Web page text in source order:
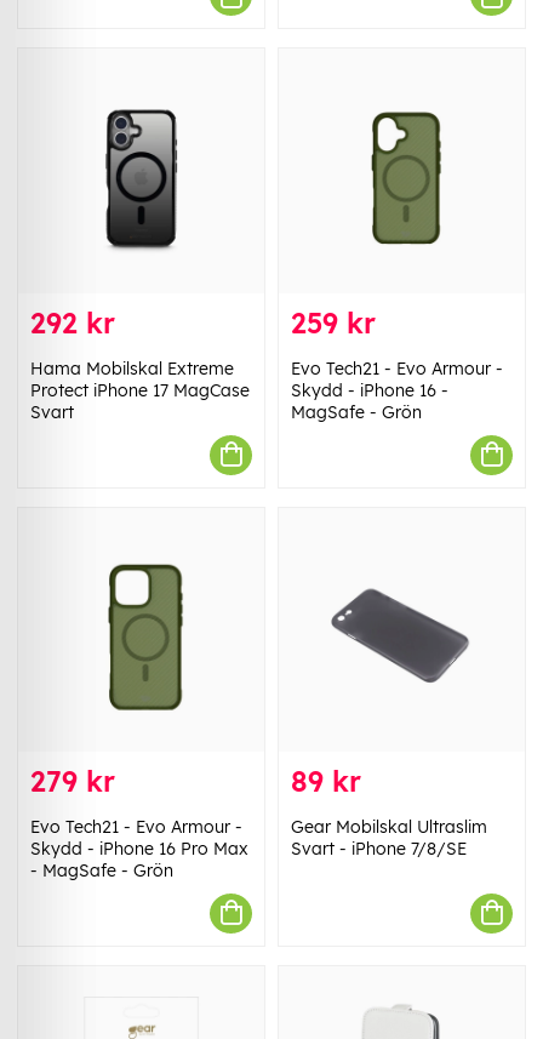
292 kr
Hama Mobilskal Extreme
Protect iPhone 17 MagCase
Svart
259 kr
Evo Tech21 - Evo Armour -
Skydd - iPhone 16 -
MagSafe - Grön
279 kr
Evo Tech21 - Evo Armour -
Skydd - iPhone 16 Pro Max
- MagSafe - Grön
89 kr
Gear Mobilskal Ultraslim
Svart - iPhone 7/8/SE